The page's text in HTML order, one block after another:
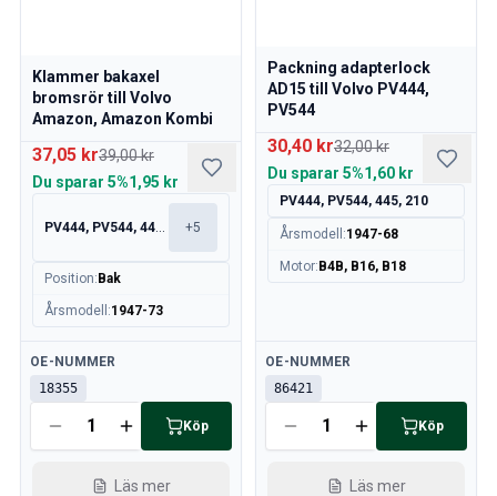
Klammer bakaxel
bromsrör till Volvo
Amazon, Amazon Kombi
37,05 kr39,00 kr
Du sparar 5%1,95 kr
PV444, PV544, 445, 210 +5
Position: Bak
Årsmodell :1947-73
Tillgänglig
OE-NUMMER
18355
Köp
Läs mer
Packning adapterlock
AD15 till Volvo PV444,
PV544
30,40 kr32,00 kr
Du sparar 5%1,60 kr
PV444, PV544, 445, 210
Årsmodell :1947-68
Motor: B4B, B16, B18
Tillgänglig
OE-NUMMER
86421
Köp
Läs mer